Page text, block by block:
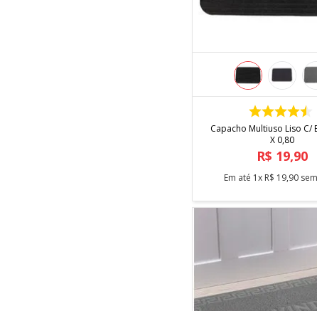
COMPRAR
Capacho Multiuso Liso C/
X 0,80
R$ 19,90
Em até 1x R$ 19,90